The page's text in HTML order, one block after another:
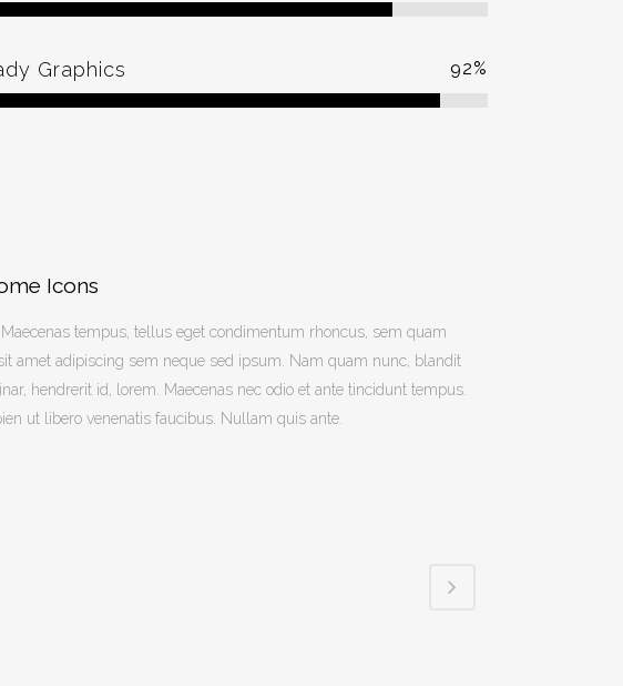
Graphics 92%
Icons
tempus, tellus eget condimentum rhoncus, sem quam
amet adipiscing sem neque sed ipsum. Nam quam nunc, blandit
hendrerit id, lorem. Maecenas nec odio et ante tincidunt tempus.
ut libero venenatis faucibus. Nullam quis ante.